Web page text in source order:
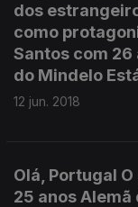
dos
como
Santos com 26
do Mindelo
12 jun. 2018
Olá, Portugal
25 anos Alemã